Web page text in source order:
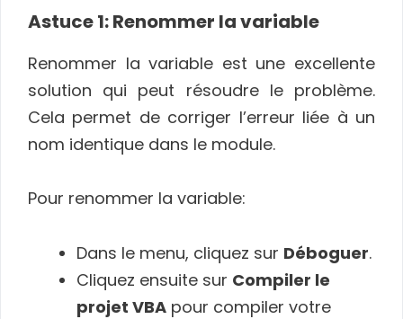
Astuce 1: Renommer la variable
Renommer la variable est une excellente
solution qui peut résoudre le problème.
Cela permet de corriger l’erreur liée à un
nom identique dans le module.
Pour renommer la variable:
Dans le menu, cliquez sur Déboguer.
Cliquez ensuite sur Compiler le
projet VBA pour compiler votre